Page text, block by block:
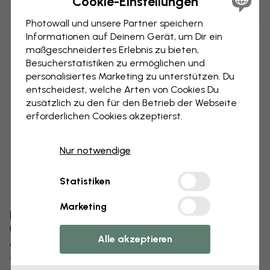
Bearbeiten Sie Ihre Tapete
Unser Designteam kann jedes Motiv optimieren,
damit es für Sie einzigartig wird.
Größe oder Farben ändern
Photowall und unsere Partner speichern
Informationen auf Deinem Gerät, um Dir ein
maßgeschneidertes Erlebnis zu bieten,
Besucherstatistiken zu ermöglichen und
personalisiertes Marketing zu unterstützen. Du
entscheidest, welche Arten von Cookies Du
zusätzlich zu den für den Betrieb der Webseite
erforderlichen Cookies akzeptierst.
Nur notwendige
Statistiken
Marketing
Alle akzeptieren